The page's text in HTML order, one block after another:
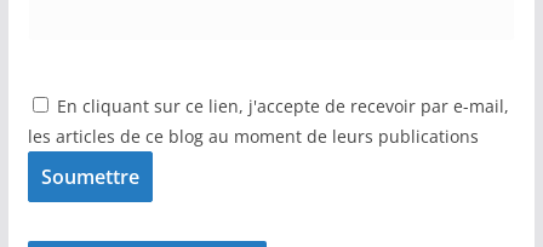
En cliquant sur ce lien, j'accepte de recevoir par e-mail,
les articles de ce blog au moment de leurs publications